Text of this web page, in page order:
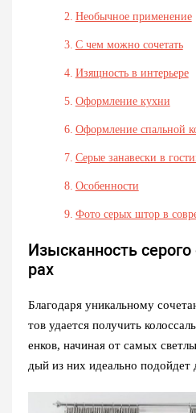
Необычное применение
С чем можно сочетать
Изящность в интерьере
Оформление кухни
Оформление спальной
Серые занавески в
Особенности
Фото серых штор в
Изысканность серого
рах
Благодаря уникальному
тов удается получить
енков, начиная от самых
дый из них идеально подойдет